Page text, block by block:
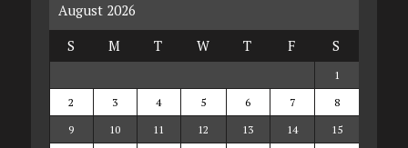
August 2026
S
M T W T F S
1
2
3 4 5 6 7
8
9
10 11 12 13 14
15